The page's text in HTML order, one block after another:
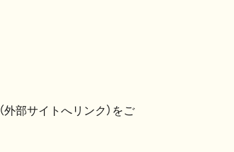
（外部サイトへリンク）をご